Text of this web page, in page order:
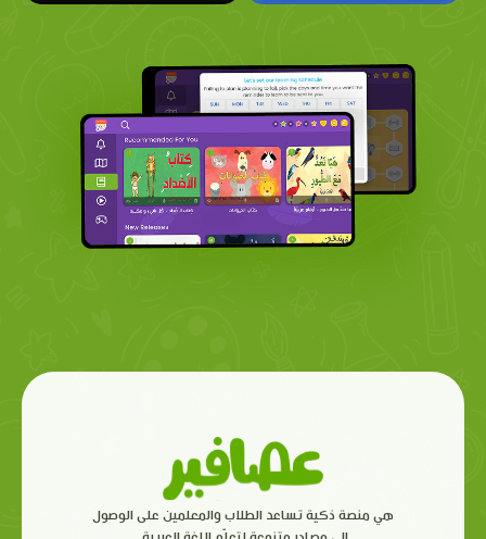
هي منصة ذكية تساعد الطلاب والمعلمين على الوصول